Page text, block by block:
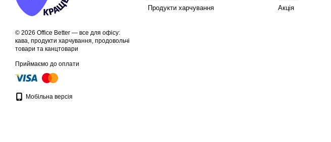
© 2026 Office Better — все для офісу:
кава, продукти харчування, продовольчі
товари та канцтовари
Приймаємо до оплати
Мобільна версія
Продукти харчування
Акція